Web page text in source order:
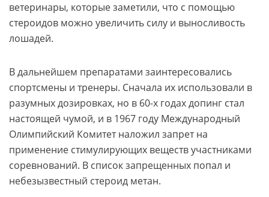
ветеринары, которые заметили, что с помощью
стероидов можно увеличить силу и выносливость
лошадей.
В дальнейшем препаратами заинтересовались
спортсмены и тренеры. Сначала их использовали в
разумных дозировках, но в 60-х годах допинг стал
настоящей чумой, и в 1967 году Международный
Олимпийский Комитет наложил запрет на
применение стимулирующих веществ участниками
соревнований. В список запрещенных попал и
небезызвестный стероид метан.